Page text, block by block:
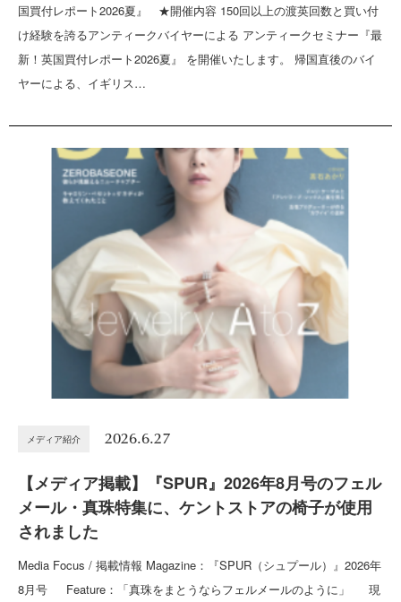
国買付レポート2026夏』 ★開催内容 150回以上の渡英回数と買い付
け経験を誇るアンティークバイヤーによる アンティークセミナー『最
新！英国買付レポート2026夏』 を開催いたします。 帰国直後のバイ
ヤーによる、イギリス…
メディア紹介 2026.6.27
【メディア掲載】『SPUR』2026年8月号のフェル
メール・真珠特集に、ケントストアの椅子が使用
されました
Media Focus / 掲載情報 Magazine：『SPUR（シュプール）』2026年
8月号 Feature：「真珠をまとうならフェルメールのように」 現